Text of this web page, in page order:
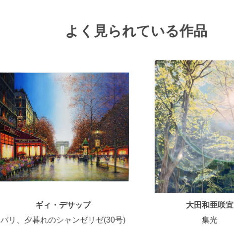
よく見られている作品
ギィ・デサップ
パリ、夕暮れのシャンゼリゼ(30号)
大田和亜咲宜
集光